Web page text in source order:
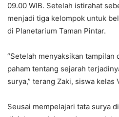
09.00 WIB. Setelah istirahat
menjadi tiga kelompok untuk
di Planetarium Taman Pintar.
“Setelah menyaksikan tampilan
paham tentang sejarah
surya,” terang Zaki, siswa kelas
Seusai mempelajari tata surya